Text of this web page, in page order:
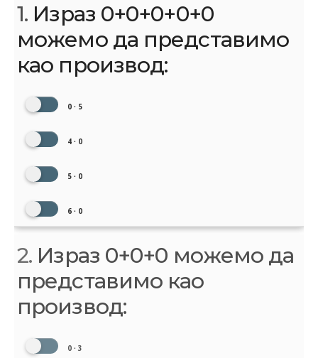
1. Израз 0+0+0+0+0
можемо да представимо
као производ:
0 ∙ 5
4 ∙ 0
5 ∙ 0
6 ∙ 0
2. Израз 0+0+0 можемо да
представимо као
производ:
0 ∙ 3